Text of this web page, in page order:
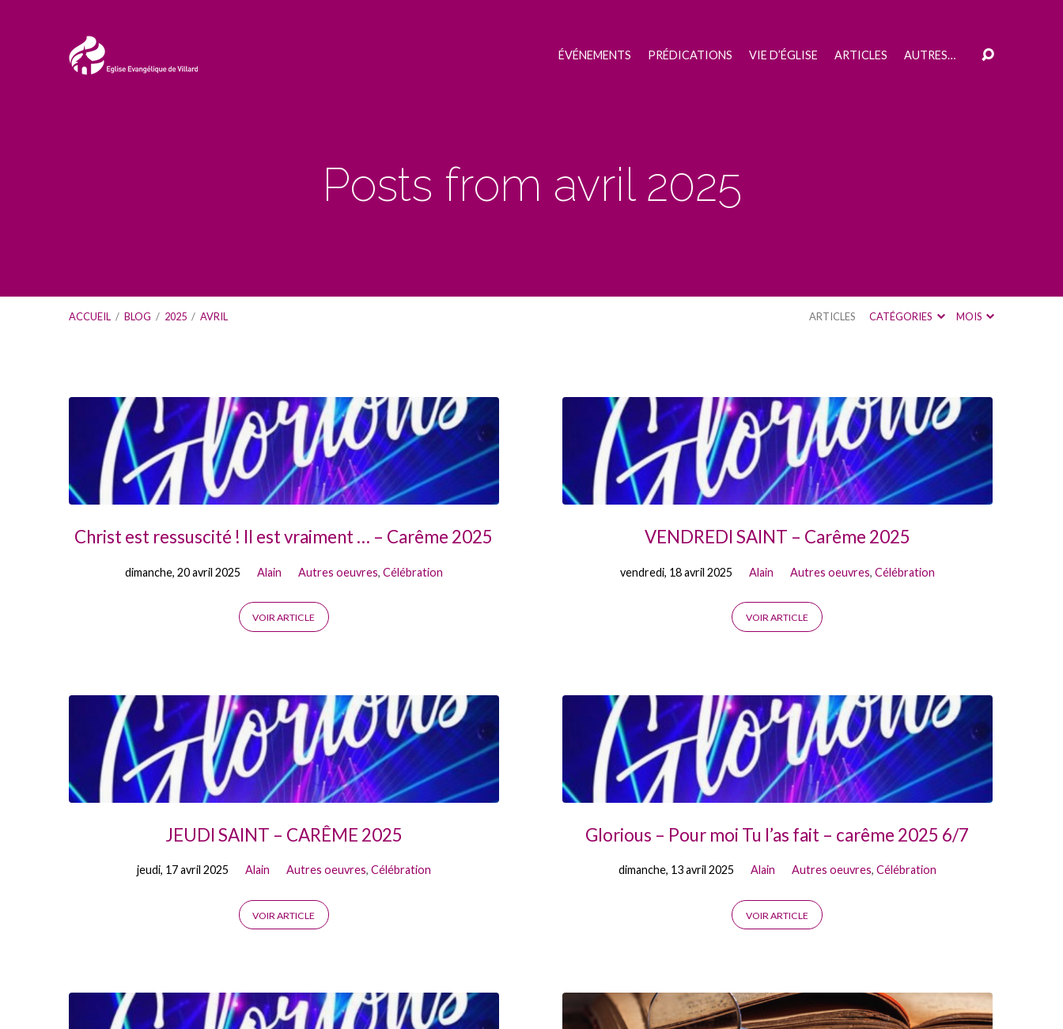
ÉVÉNEMENTS PRÉDICATIONS VIE D’ÉGLISE ARTICLES AUTRES…
Posts from avril 2025
ACCUEIL / BLOG / 2025 / AVRIL ARTICLES CATÉGORIES MOIS
Posts
from
avril
2025
Christ est ressuscité ! Il est vraiment … – Carême 2025
dimanche, 20 avril 2025 Alain Autres oeuvres, Célébration
VOIR ARTICLE
VENDREDI SAINT – Carême 2025
vendredi, 18 avril 2025 Alain Autres oeuvres, Célébration
VOIR ARTICLE
JEUDI SAINT – CARÊME 2025
jeudi, 17 avril 2025 Alain Autres oeuvres, Célébration
VOIR ARTICLE
Glorious – Pour moi Tu l’as fait – carême 2025 6/7
dimanche, 13 avril 2025 Alain Autres oeuvres, Célébration
VOIR ARTICLE